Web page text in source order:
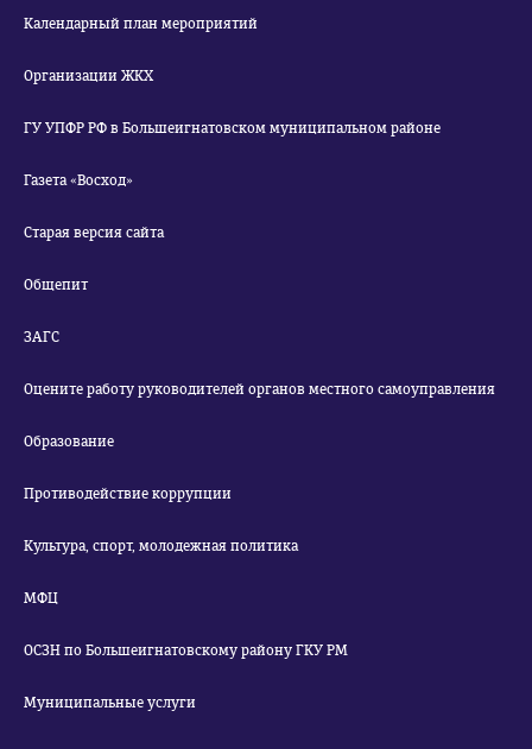
Календарный план мероприятий
Организации ЖКХ
ГУ УПФР РФ в Большеигнатовском муниципальном районе
Газета «Восход»
Старая версия сайта
Общепит
ЗАГС
Оцените работу руководителей органов местного самоуправления
Образование
Противодействие коррупции
Культура, спорт, молодежная политика
МФЦ
ОСЗН по Большеигнатовскому району ГКУ РМ
Муниципальные услуги